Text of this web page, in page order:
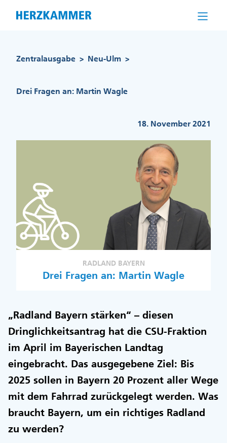
Zentralausgabe > Neu-Ulm >
Drei Fragen an: Martin Wagle
18. November 2021
RADLAND BAYERN
Drei Fragen an: Martin Wagle
„Radland Bayern stärken“ – diesen
Dringlichkeitsantrag hat die CSU-Fraktion
im April im Bayerischen Landtag
eingebracht. Das ausgegebene Ziel: Bis
2025 sollen in Bayern 20 Prozent aller Wege
mit dem Fahrrad zurückgelegt werden. Was
braucht Bayern, um ein richtiges Radland
zu werden?